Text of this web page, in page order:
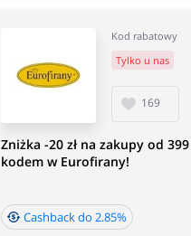
Kod rabatowy
Tylko u nas
169
Zniżka -20 zł na zakupy od 399
kodem w Eurofirany!
Cashback do 2.85%